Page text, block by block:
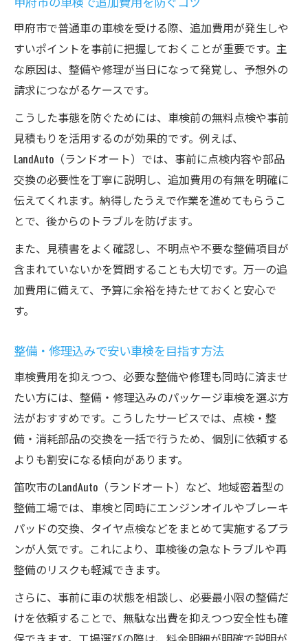
甲府市で普通車の車検を受ける際、追加費用が発生しや
すいポイントを事前に把握しておくことが重要です。主
な原因は、整備や修理が当日になって発覚し、予想外の
請求につながるケースです。
こうした事態を防ぐためには、車検前の無料点検や事前
見積もりを活用するのが効果的です。例えば、
LandAuto（ランドオート）では、事前に点検内容や部品
交換の必要性を丁寧に説明し、追加費用の有無を明確に
伝えてくれます。納得したうえで作業を進めてもらうこ
とで、後からのトラブルを防げます。
また、見積書をよく確認し、不明点や不要な整備項目が
含まれていないかを質問することも大切です。万一の追
加費用に備えて、予算に余裕を持たせておくと安心で
す。
整備・修理込みで安い車検を目指す方法
車検費用を抑えつつ、必要な整備や修理も同時に済ませ
たい方には、整備・修理込みのパッケージ車検を選ぶ方
法がおすすめです。こうしたサービスでは、点検・整
備・消耗部品の交換を一括で行うため、個別に依頼する
よりも割安になる傾向があります。
笛吹市のLandAuto（ランドオート）など、地域密着型の
整備工場では、車検と同時にエンジンオイルやブレーキ
パッドの交換、タイヤ点検などをまとめて実施するプラ
ンが人気です。これにより、車検後の急なトラブルや再
整備のリスクも軽減できます。
さらに、事前に車の状態を相談し、必要最小限の整備だ
けを依頼することで、無駄な出費を抑えつつ安全性も確